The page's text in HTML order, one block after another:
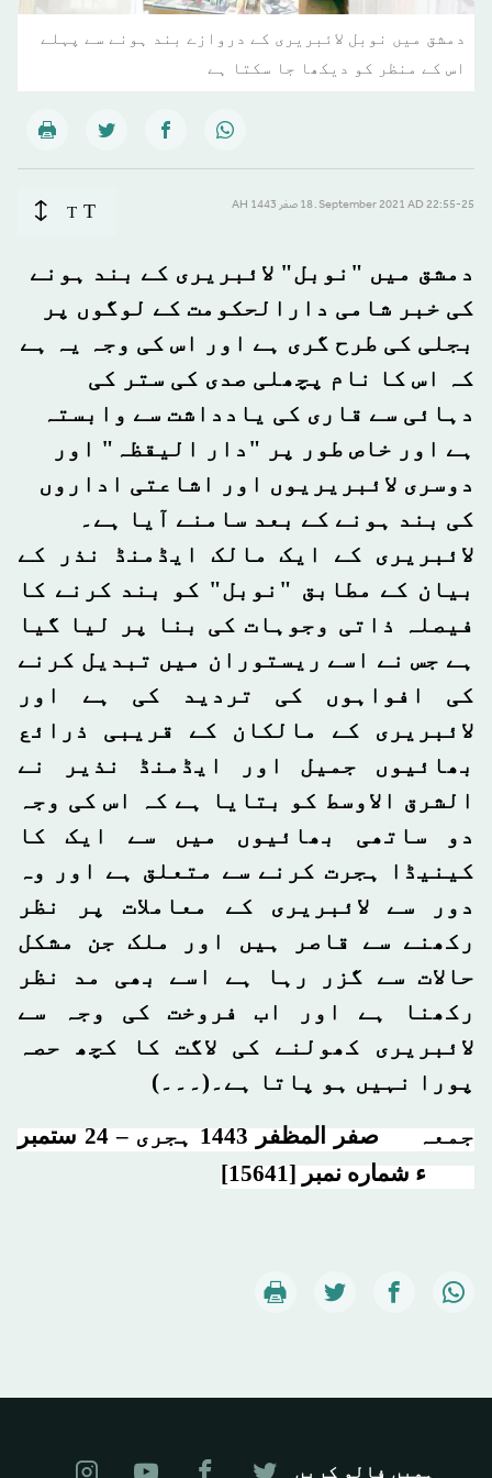
دمشق میں نوبل لائبریری کے دروازے بند ہونے سے پہلے
اس کے منظر کو دیکھا جا سکتا ہے
22:55-25 September 2021 AD ـ 18 صفر 1443 AH T
T
دمشق میں "نوبل" لائبریری کے بند ہونے
کی خبر شامی دارالحکومت کے لوگوں پر
بجلی کی طرح گری ہے اور اس کی وجہ یہ ہے
کہ اس کا نام پچھلی صدی کی ستر کی
دہائی سے قاری کی یادداشت سے وابستہ
ہے اور خاص طور پر "دار الیقظہ" اور
دوسری لائبریریوں اور اشاعتی اداروں
کی بند ہونے کے بعد سامنے آیا ہے۔
لائبریری کے ایک مالک ایڈمنڈ نذر کے
بیان کے مطابق "نوبل" کو بند کرنے کا
فیصلہ ذاتی وجوہات کی بنا پر لیا گیا
ہے جس نے اسے ریستوران میں تبدیل کرنے
کی افواہوں کی تردید کی ہے اور
لائبریری کے مالکان کے قریبی ذرائع
بھائیوں جمیل اور ایڈمنڈ نذیر نے
الشرق الاوسط کو بتایا ہے کہ اس کی وجہ
دو ساتھی بھائیوں میں سے ایک کا
کینیڈا ہجرت کرنے سے متعلق ہے اور وہ
دور سے لائبریری کے معاملات پر نظر
رکھنے سے قاصر ہیں اور ملک جن مشکل
حالات سے گزر رہا ہے اسے بھی مد نظر
رکھنا ہے اور اب فروخت کی وجہ سے
لائبریری کھولنے کی لاگت کا کچھ حصہ
پورا نہیں ہو پاتا ہے۔(۔۔۔)
جمعہ
17 صفر المظفر 1443 ہجرى – 24 ستمبر
ہمیں فالو کریں